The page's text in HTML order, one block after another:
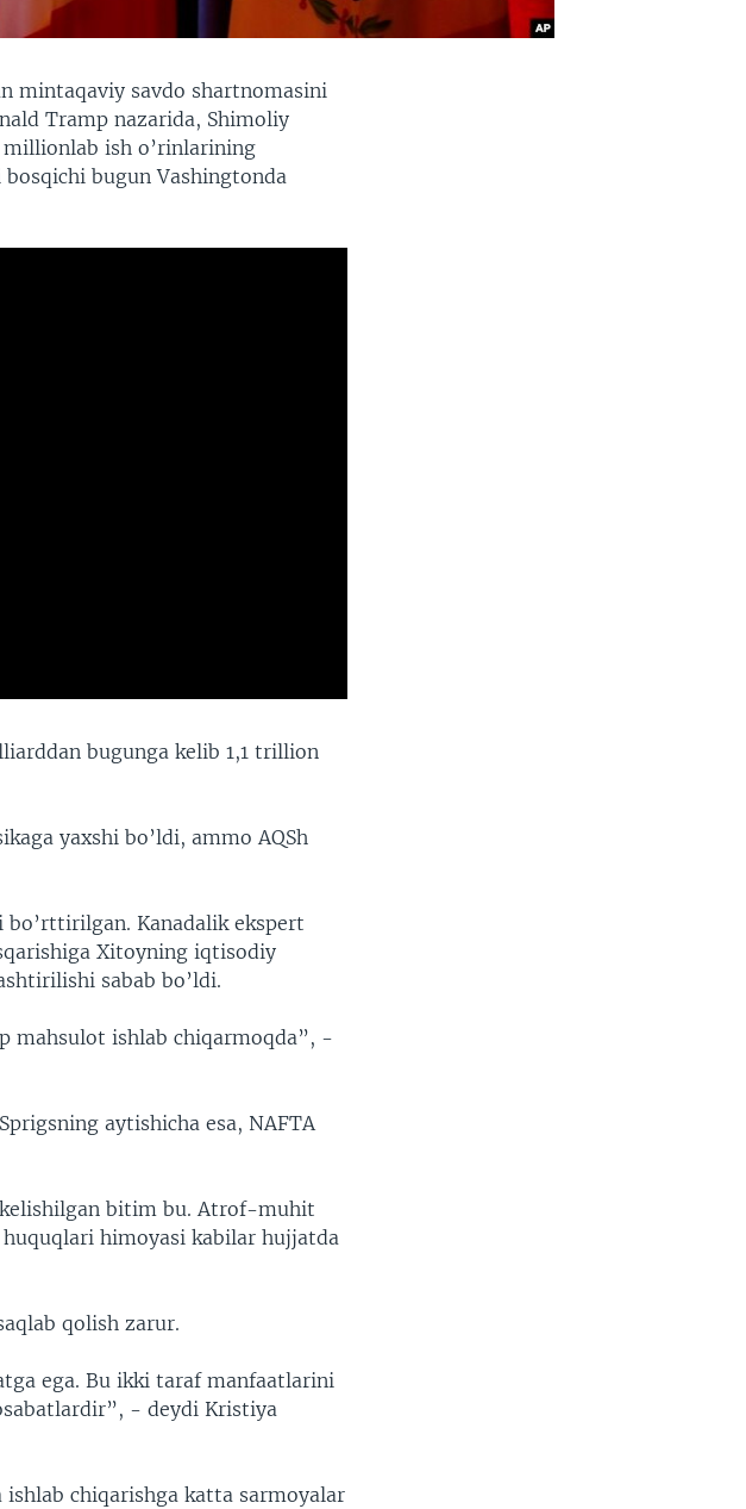
mintaqaviy savdo shartnomasini
Tramp nazarida, Shimoliy
millionlab ish o’rinlarining
bugun Vashingtonda
bugunga kelib 1,1 trillion
yaxshi bo’ldi, ammo AQSh
Kanadalik ekspert
Xitoyning iqtisodiy
sabab bo’ldi.
mahsulot ishlab chiqarmoqda”, -
aytishicha esa, NAFTA
bitim bu. Atrof-muhit
himoyasi kabilar hujjatda
qolish zarur.
ega. Bu ikki taraf manfaatlarini
- deydi Kristiya
chiqarishga katta sarmoyalar